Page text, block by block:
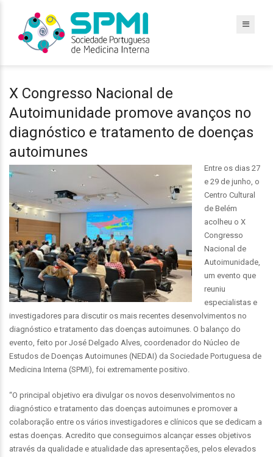
X Congresso Nacional de
Autoimunidade promove avanços no
diagnóstico e tratamento de doenças
autoimunes
Entre os dias 27
e 29 de junho, o
Centro Cultural
de Belém
acolheu o X
Congresso
Nacional de
Autoimunidade,
um evento que
reuniu
especialistas e
investigadores para discutir os mais recentes desenvolvimentos no
diagnóstico e tratamento das doenças autoimunes. O balanço do
evento, feito por José Delgado Alves, coordenador do Núcleo de
Estudos de Doenças Autoimunes (NEDAI) da Sociedade Portuguesa de
Medicina Interna (SPMI), foi extremamente positivo.
“O principal objetivo era divulgar os novos desenvolvimentos no
diagnóstico e tratamento das doenças autoimunes e promover a
colaboração entre os vários investigadores e clínicos que se dedicam a
estas doenças. Acredito que conseguimos alcançar esses objetivos
através da qualidade e atualidade das apresentações, pelos elevados